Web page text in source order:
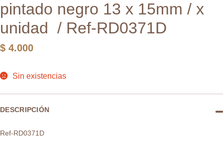
pintado negro 13 x 15mm / x
unidad / Ref-RD0371D
$ 4.000
Sin existencias
DESCRIPCIÓN
Ref-RD0371D